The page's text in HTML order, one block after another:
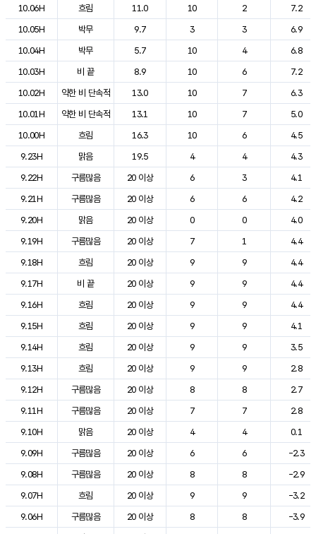
10.06H
흐림 11.0 10 2
7.2
10.05H
박무 9.7 3 3
6.9
10.04H
박무 5.7 10 4
6.8
10.03H
비 끝 8.9 10 6
7.2
10.02H
약한 비 단속적 13.0 10 7
6.3
10.01H
약한 비 단속적 13.1 10 7
5.0
10.00H
흐림 16.3 10 6
4.5
9.23H
맑음 19.5 4 4
4.3
9.22H
구름많음 20 이상 6 3
4.1
9.21H
구름많음 20 이상 6 6
4.2
9.20H
맑음 20 이상 0 0
4.0
9.19H
구름많음 20 이상 7 1
4.4
9.18H
흐림 20 이상 9 9
4.4
9.17H
비 끝 20 이상 9 9
4.4
9.16H
흐림 20 이상 9 9
4.4
9.15H
흐림 20 이상 9 9
4.1
9.14H
흐림 20 이상 9 9
3.5
9.13H
흐림 20 이상 9 9
2.8
9.12H
구름많음 20 이상 8 8
2.7
9.11H
구름많음 20 이상 7 7
2.8
9.10H
맑음 20 이상 4 4
0.1
9.09H
구름많음 20 이상 6 6
-2.3
9.08H
구름많음 20 이상 8 8
-2.9
9.07H
흐림 20 이상 9 9
-3.2
9.06H
구름많음 20 이상 8 8
-3.9